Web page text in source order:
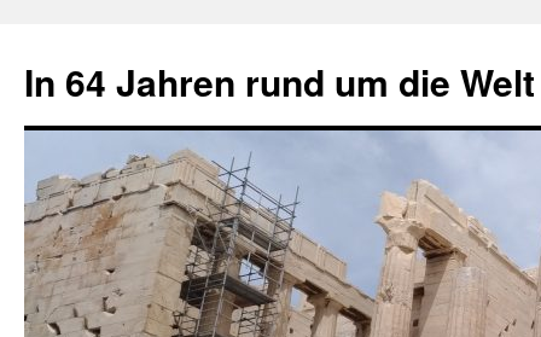
springen
In 64 Jahren rund um die Welt